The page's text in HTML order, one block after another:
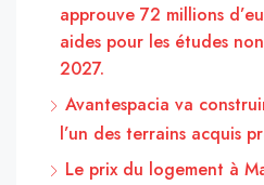
approuve 72 millions
aides pour les études
2027.
Avantespacia va
l’un des terrains acquis
Le prix du logement à